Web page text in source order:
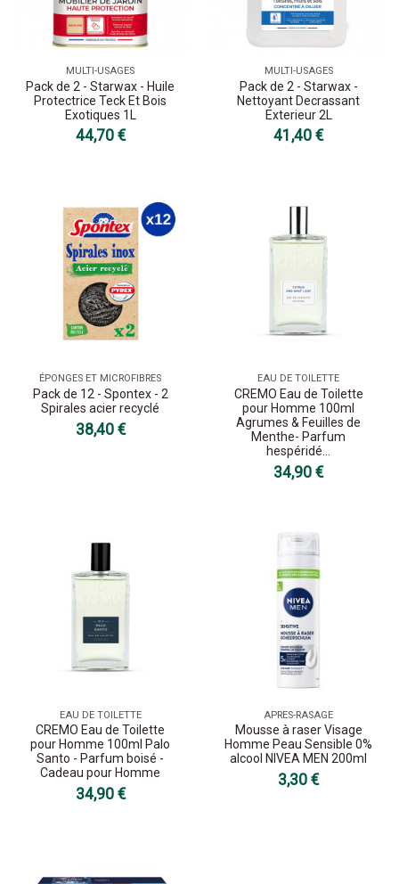
MULTI-USAGES
Pack de 2 - Starwax - Huile
Protectrice Teck Et Bois
Exotiques 1L
44,70 €
MULTI-USAGES
Pack de 2 - Starwax -
Nettoyant Decrassant
Exterieur 2L
41,40 €
ÉPONGES ET MICROFIBRES
Pack de 12 - Spontex - 2
Spirales acier recyclé
38,40 €
EAU DE TOILETTE
CREMO Eau de Toilette
pour Homme 100ml
Agrumes & Feuilles de
Menthe- Parfum
hespéridé...
34,90 €
EAU DE TOILETTE
CREMO Eau de Toilette
pour Homme 100ml Palo
Santo - Parfum boisé -
Cadeau pour Homme
34,90 €
APRES-RASAGE
Mousse à raser Visage
Homme Peau Sensible 0%
alcool NIVEA MEN 200ml
3,30 €